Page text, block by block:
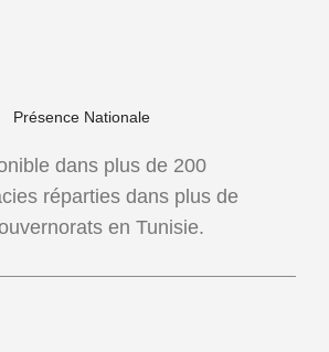
Présence Nationale
dans plus de 200
réparties dans plus de
en Tunisie.